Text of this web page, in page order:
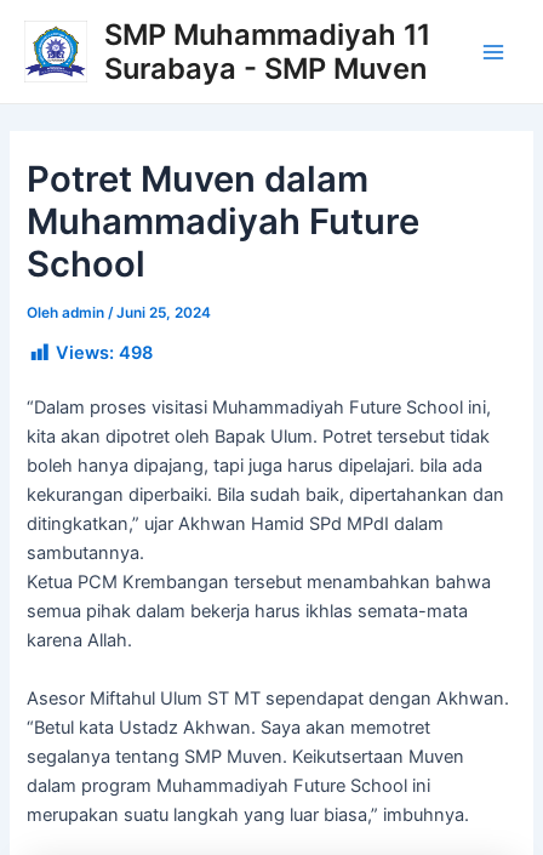
konten
SMP Muhammadiyah 11
Surabaya - SMP Muven
Potret Muven dalam
Muhammadiyah Future
School
Olehadmin/Juni 25, 2024
Views: 498
“Dalam proses visitasi Muhammadiyah Future School ini,
kita akan dipotret oleh Bapak Ulum. Potret tersebut tidak
boleh hanya dipajang, tapi juga harus dipelajari. bila ada
kekurangan diperbaiki. Bila sudah baik, dipertahankan dan
ditingkatkan,” ujar Akhwan Hamid SPd MPdI dalam
sambutannya.
Ketua PCM Krembangan tersebut menambahkan bahwa
semua pihak dalam bekerja harus ikhlas semata-mata
karena Allah.
Asesor Miftahul Ulum ST MT sependapat dengan Akhwan.
“Betul kata Ustadz Akhwan. Saya akan memotret
segalanya tentang SMP Muven. Keikutsertaan Muven
dalam program Muhammadiyah Future School ini
merupakan suatu langkah yang luar biasa,” imbuhnya.
navigation